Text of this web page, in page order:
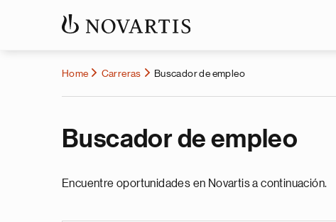
Home Carreras Buscador de empleo
Buscador de empleo
Encuentre oportunidades en Novartis a continuación.